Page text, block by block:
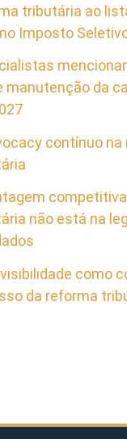
tributária ao
Imposto
manutenção da
contínuo na
não está na
como
da reforma